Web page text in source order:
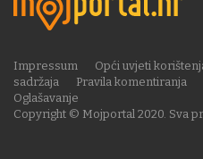
Copyright © Mojportal 2020. Sva
Impressum Opći uvjeti
sadržaja
Pravila komentiranja
Oglašavanje